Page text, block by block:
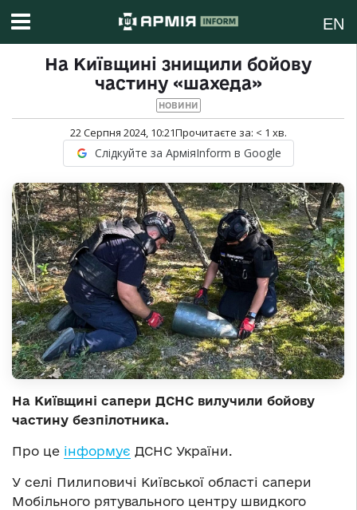
EN
На Київщині знищили бойову
частину «шахеда»
НОВИНИ
22 Серпня 2024, 10:21Прочитаєте за: < 1 хв.
Слідкуйте за АрміяInform в Google
На Київщині сапери ДСНС вилучили бойову
частину безпілотника.
Про це інформує ДСНС України.
У селі Пилиповичі Київської області сапери
Мобільного рятувального центру швидкого